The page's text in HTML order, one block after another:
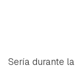
Sería durante